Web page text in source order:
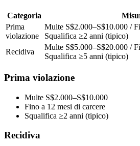
Categoria
Prima
violazione
Multe S$2.000–S$10.000 /
Squalifica ≥2 anni (tipico)
Recidiva
Multe S$5.000–S$20.000 /
Squalifica ≥5 anni (tipico)
Prima violazione
Multe S$2.000–S$10.000
Fino a 12 mesi di carcere
Squalifica ≥2 anni (tipico)
Recidiva